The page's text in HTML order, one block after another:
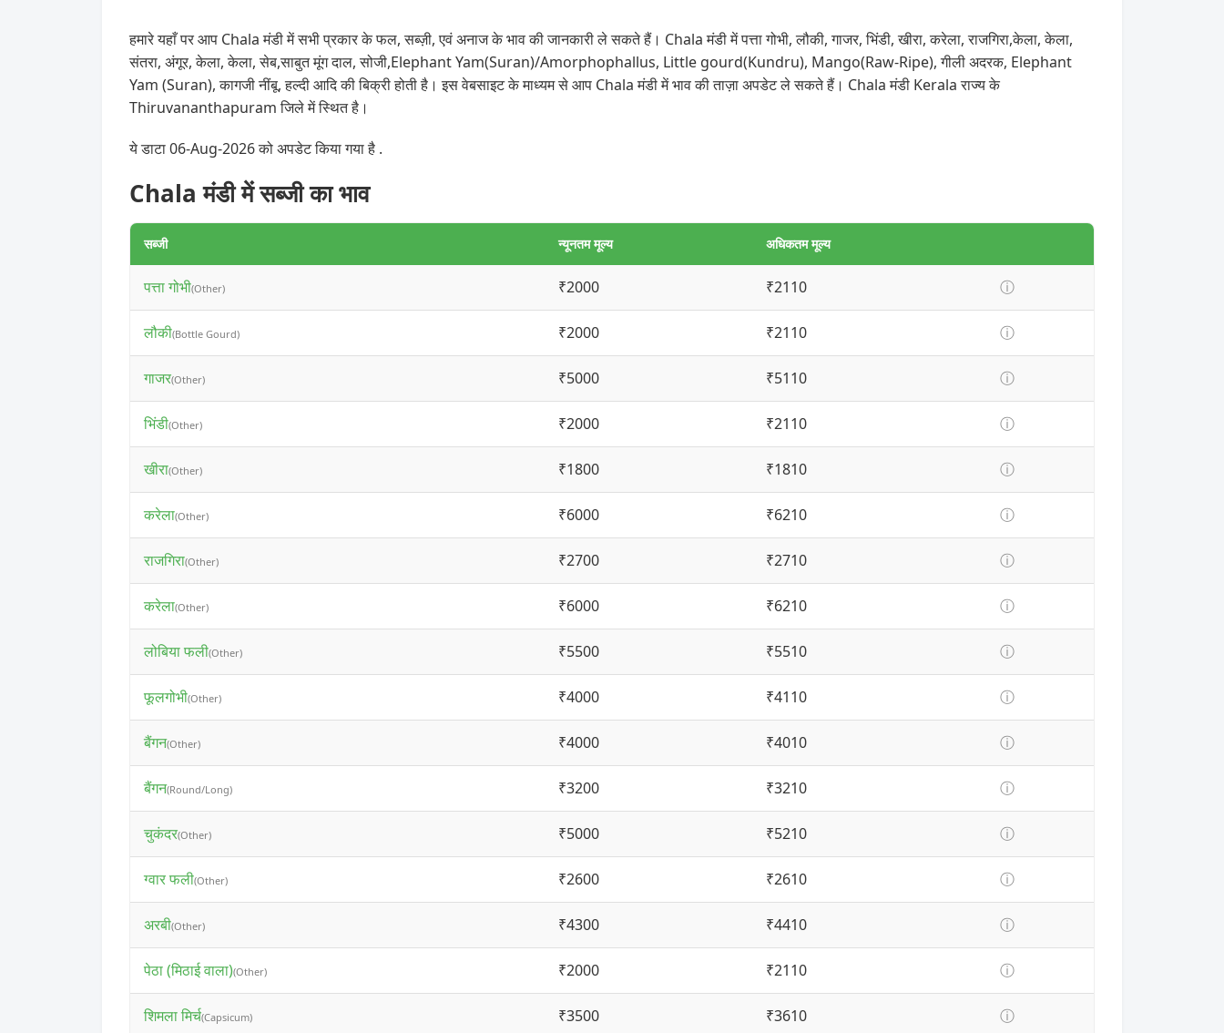
हमारे यहाँ पर आप Chala मंडी में सभी प्रकार के फल, सब्ज़ी, एवं अनाज के भाव की जानकारी ले सकते हैं। Chala मंडी में पत्ता गोभी, लौकी, गाजर, भिंडी, खीरा, करेला, राजगिरा,केला, केला,
संतरा, अंगूर, केला, केला, सेब,साबुत मूंग दाल, सोजी,Elephant Yam(Suran)/Amorphophallus, Little gourd(Kundru), Mango(Raw-Ripe), गीली अदरक, Elephant
Yam (Suran), कागजी नींबू, हल्दी आदि की बिक्री होती है। इस वेबसाइट के माध्यम से आप Chala मंडी में भाव की ताज़ा अपडेट ले सकते हैं। Chala मंडी Kerala राज्य के
Thiruvananthapuram जिले में स्थित है।
ये डाटा 06-Aug-2026 को अपडेट किया गया है .
Chala मंडी में सब्जी का भाव
सब्जी न्यूनतम मूल्य अधिकतम मूल्य
पत्ता गोभी(Other) ₹2000 ₹2110 ⓘ
लौकी(Bottle Gourd) ₹2000 ₹2110 ⓘ
गाजर(Other) ₹5000 ₹5110 ⓘ
भिंडी(Other) ₹2000 ₹2110 ⓘ
खीरा(Other) ₹1800 ₹1810 ⓘ
करेला(Other) ₹6000 ₹6210 ⓘ
राजगिरा(Other) ₹2700 ₹2710 ⓘ
करेला(Other) ₹6000 ₹6210 ⓘ
लोबिया फली(Other) ₹5500 ₹5510 ⓘ
फूलगोभी(Other) ₹4000 ₹4110 ⓘ
बैंगन(Other) ₹4000 ₹4010 ⓘ
बैंगन(Round/Long) ₹3200 ₹3210 ⓘ
चुकंदर(Other) ₹5000 ₹5210 ⓘ
ग्वार फली(Other) ₹2600 ₹2610 ⓘ
अरबी(Other) ₹4300 ₹4410 ⓘ
पेठा (मिठाई वाला)(Other) ₹2000 ₹2110 ⓘ
शिमला मिर्च(Capsicum) ₹3500 ₹3610 ⓘ